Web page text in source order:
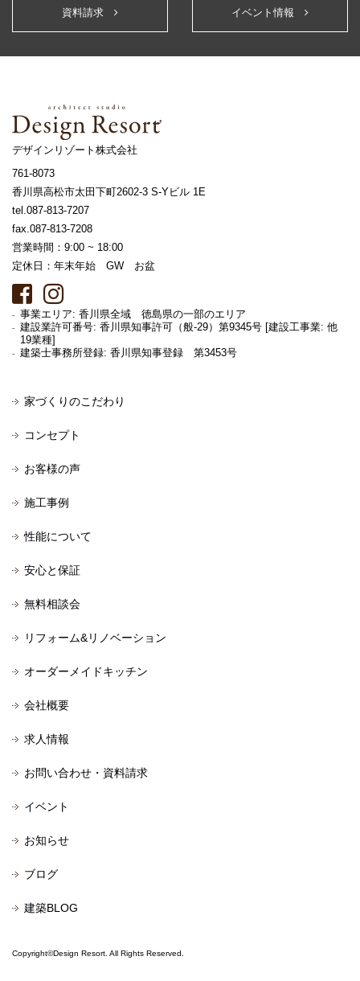
資料請求 イベント情報
デザインリゾート株式会社
761-8073
香川県高松市太田下町2602-3 S-Yビル 1E
tel.087-813-7207
fax.087-813-7208
営業時間：9:00 ~ 18:00
定休日：年末年始 GW お盆
事業エリア: 香川県全域 徳島県の一部のエリア
建設業許可番号: 香川県知事許可（般-29）第9345号 [建設工事業: 他
19業種]
建築士事務所登録: 香川県知事登録 第3453号
家づくりのこだわり
コンセプト
お客様の声
施工事例
性能について
安心と保証
無料相談会
リフォーム&リノベーション
オーダーメイドキッチン
会社概要
求人情報
お問い合わせ・資料請求
イベント
お知らせ
ブログ
建築BLOG
Copyright©Design Resort. All Rights Reserved.